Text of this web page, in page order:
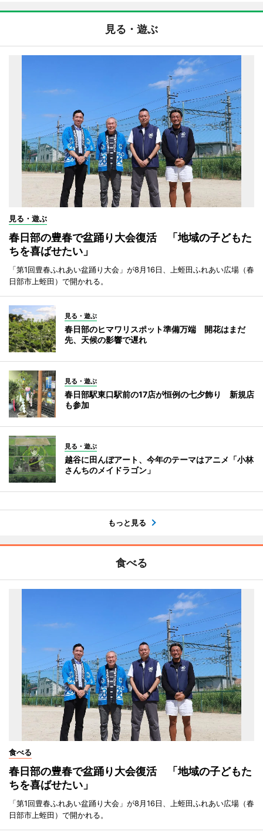
見る・遊ぶ
見る・遊ぶ
春日部の豊春で盆踊り大会復活 「地域の子どもた
ちを喜ばせたい」
「第1回豊春ふれあい盆踊り大会」が8月16日、上蛭田ふれあい広場（春
日部市上蛭田）で開かれる。
見る・遊ぶ
春日部のヒマワリスポット準備万端 開花はまだ
先、天候の影響で遅れ
見る・遊ぶ
春日部駅東口駅前の17店が恒例の七夕飾り 新規店
も参加
見る・遊ぶ
越谷に田んぼアート、今年のテーマはアニメ「小林
さんちのメイドラゴン」
もっと見る
食べる
食べる
春日部の豊春で盆踊り大会復活 「地域の子どもた
ちを喜ばせたい」
「第1回豊春ふれあい盆踊り大会」が8月16日、上蛭田ふれあい広場（春
日部市上蛭田）で開かれる。